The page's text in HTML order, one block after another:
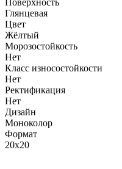
Глянцевая
Цвет
Жёлтый
Морозостойкость
Нет
Класс износостойкости
Нет
Ректификация
Нет
Дизайн
Моноколор
Формат
20x20